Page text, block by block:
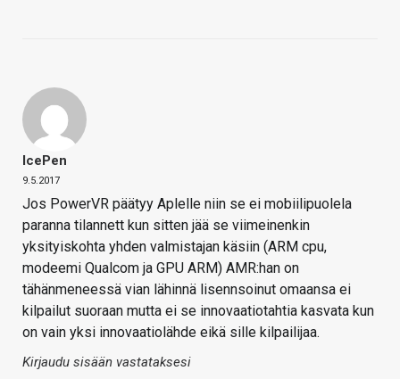
IcePen
9.5.2017
Jos PowerVR päätyy Aplelle niin se ei mobiilipuolela
paranna tilannett kun sitten jää se viimeinenkin
yksityiskohta yhden valmistajan käsiin (ARM cpu,
modeemi Qualcom ja GPU ARM) AMR:han on
tähänmeneessä vian lähinnä lisennsoinut omaansa ei
kilpailut suoraan mutta ei se innovaatiotahtia kasvata kun
on vain yksi innovaatiolähde eikä sille kilpailijaa.
Kirjaudu sisään vastataksesi